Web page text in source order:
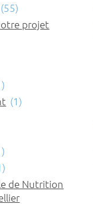
(55)
projet
(1)
de Nutrition